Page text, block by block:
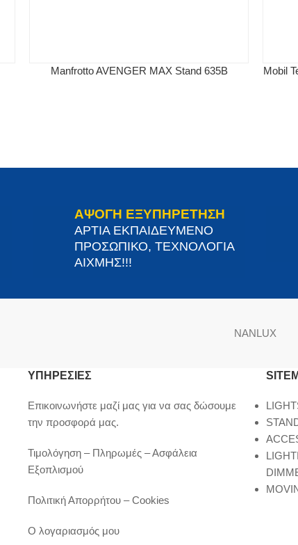
Manfrotto AVENGER MAX Stand 635B Mobil
ΑΨΟΓΗ ΕΞΥΠΗΡΕΤΗΣΗ
ΑΡΤΙΑ ΕΚΠΑΙΔΕΥΜΕΝΟ
ΠΡΟΣΩΠΙΚΟ, ΤΕΧΝΟΛΟΓΙΑ
ΑΙΧΜΗΣ!!!
NANLUX
ΥΠΗΡΕΣΙΕΣ
Επικοινωνήστε μαζί μας για να σας δώσουμε
την προσφορά μας.
Τιμολόγηση – Πληρωμές – Ασφάλεια
Εξοπλισμού
Πολιτική Απορρήτου – Cookies
Ο λογαριασμός μου